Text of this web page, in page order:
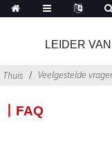
LEIDER
Thuis Veelgestelde
丨FAQ